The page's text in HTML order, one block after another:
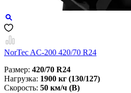
NorTec AC-200 420/70 R24
Размер: 420/70 R24
Нагрузка: 1900 кг (130/127)
Скорость: 50 км/ч (В)